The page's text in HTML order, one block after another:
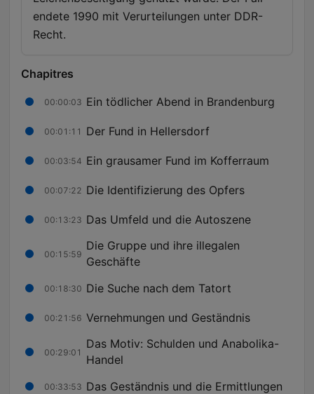
endete 1990 mit Verurteilungen unter DDR-
Recht.
Chapitres
00:00:03 Ein tödlicher Abend in Brandenburg
00:01:11 Der Fund in Hellersdorf
00:03:54 Ein grausamer Fund im Kofferraum
00:07:22 Die Identifizierung des Opfers
00:13:23 Das Umfeld und die Autoszene
00:15:59
Die Gruppe und ihre illegalen
Geschäfte
00:18:30 Die Suche nach dem Tatort
00:21:56 Vernehmungen und Geständnis
00:29:01
Das Motiv: Schulden und Anabolika-
Handel
00:33:53 Das Geständnis und die Ermittlungen